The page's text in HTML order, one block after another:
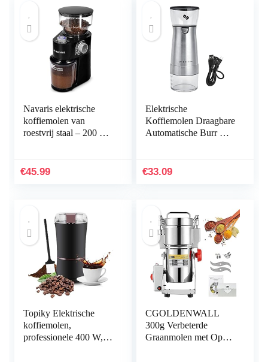
Navaris elektrische
koffiemolen van
roestvrij staal – 200 W
Bonenmaler met 18
€45.99
Elektrische
Koffiemolen Draagbare
Automatische Burr Mill
Spice Grinder voor
€33.09
Topiky Elektrische
koffiemolen,
professionele 400 W, 3
CGOLDENWALL
300g Verbeterde
Graanmolen met Open-